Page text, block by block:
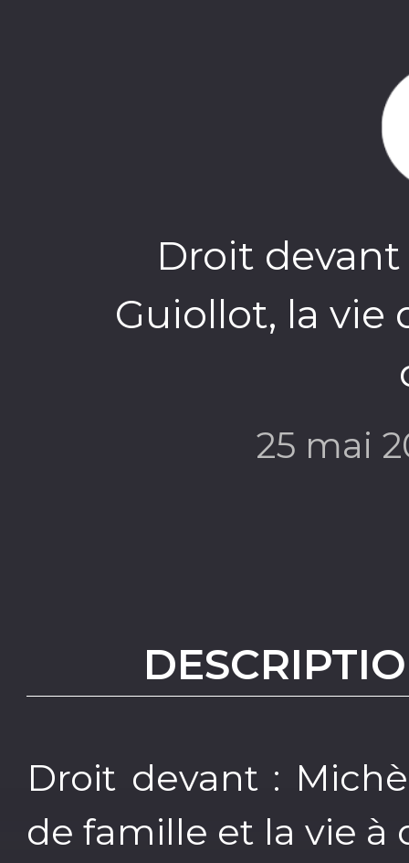
Droit devant
Guiollot, la vie
25 mai
Droit devant :
de famille et la vie à